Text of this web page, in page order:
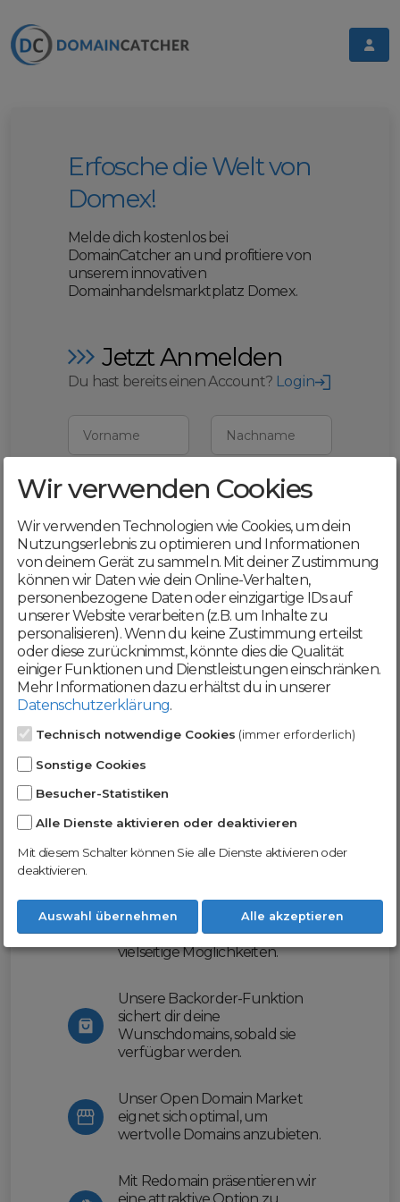
Erfosche die Welt von
Domex!
Melde dich kostenlos bei
DomainCatcher an und profitiere von
unserem innovativen
Domainhandelsmarktplatz Domex.
Jetzt Anmelden
Du hast bereits einen Account? Login
Vorname Nachname
E-Mail
Mit deiner Registrierung bestätigst du,
dass du dieAGBund
Datenschutzerklärungakzeptierst
Weiter
Werde jetzt Teil der
DomainCatcher-
Community!
von unserer innovativen Plattform:
Mit Domex und ODM
erleichtern wir dir den
Domainhandel und bieten dir
vielseitige Möglichkeiten.
Unsere Backorder-Funktion
sichert dir deine
Wunschdomains, sobald sie
verfügbar werden.
Unser Open Domain Market
eignet sich optimal, um
wertvolle Domains anzubieten.
Mit Redomain präsentieren wir
Wir verwenden Cookies
Wir verwenden Technologien wie Cookies, um dein
Nutzungserlebnis zu optimieren und Informationen
von deinem Gerät zu sammeln. Mit deiner Zustimmung
können wir Daten wie dein Online-Verhalten,
personenbezogene Daten oder einzigartige IDs auf
unserer Website verarbeiten (z.B. um Inhalte zu
personalisieren). Wenn du keine Zustimmung erteilst
oder diese zurücknimmst, könnte dies die Qualität
einiger Funktionen und Dienstleistungen einschränken.
Mehr Informationen dazu erhältst du in unserer
Datenschutzerklärung.
Technisch notwendige Cookies (immer erforderlich)
Sonstige Cookies
Besucher-Statistiken
Alle Dienste aktivieren oder deaktivieren
Mit diesem Schalter können Sie alle Dienste aktivieren oder
deaktivieren.
Auswahl übernehmen Alle akzeptieren